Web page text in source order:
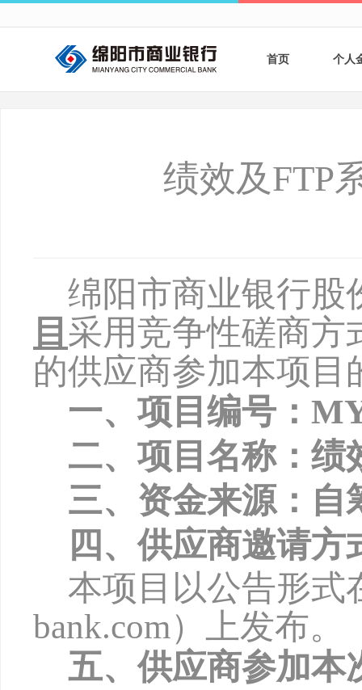
首页 个人
银
绩效及FTP
绵阳市商业银行股
目 采用竞争性磋商方
的供应商参加本项目
一、项目编号：
二、项目名称：绩
三、资金来源：自
四、供应商邀请方
本项目以公告形式
bank.com）上发布。
五、供应商参加本